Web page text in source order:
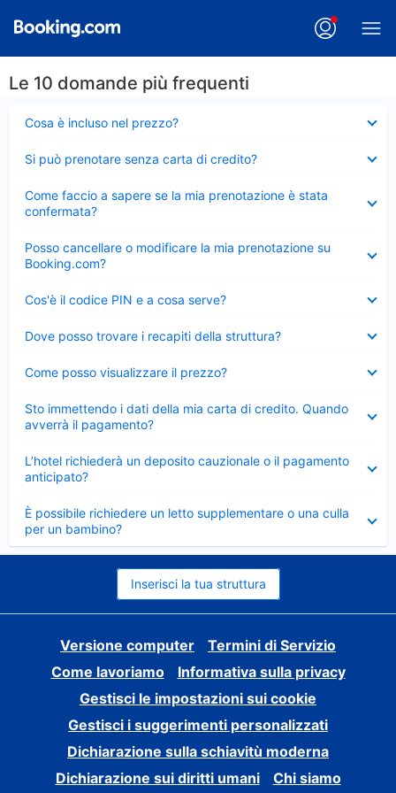
Le 10 domande più frequenti
Cosa è incluso nel prezzo?
chiuso
Si può prenotare senza carta di credito?
chiuso
Come faccio a sapere se la mia prenotazione è stata
confermata?
chiuso
Posso cancellare o modificare la mia prenotazione su
Booking.com?
chiuso
Cos'è il codice PIN e a cosa serve?
chiuso
Dove posso trovare i recapiti della struttura?
chiuso
Come posso visualizzare il prezzo?
chiuso
Sto immettendo i dati della mia carta di credito. Quando
avverrà il pagamento?
chiuso
L’hotel richiederà un deposito cauzionale o il pagamento
anticipato?
chiuso
È possibile richiedere un letto supplementare o una culla
per un bambino?
Elemento
chiuso
Inserisci la tua struttura
Versione computer
Termini di Servizio
Come lavoriamo
Informativa sulla privacy
Gestisci le impostazioni sui cookie
Gestisci i suggerimenti personalizzati
Dichiarazione sulla schiavitù moderna
Dichiarazione sui diritti umani
Chi siamo